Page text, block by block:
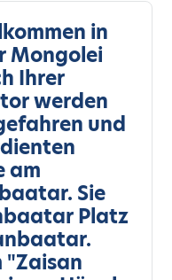
in
Mongolei
Ihrer
werden
und
am
Sie
Platz
"Zaisan